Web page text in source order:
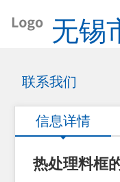
无锡
有限
联系我们
信息详情
热处理料框